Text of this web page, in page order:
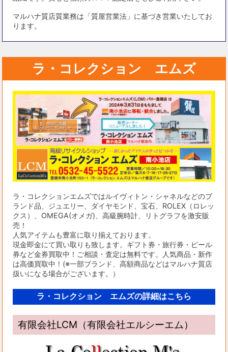
マルハナ質店質業務は「質屋営業法」に基づき営業いたしてお
ります。
ラ・コレクション エムズ
ラ・コレクションエムズではルイヴィトン・シャネルなどのブ
ランド品、ジュエリー、ダイヤモンド、宝石、ROLEX（ロレッ
クス）、OMEGA(オメガ)、高級腕時計、リトグラフを激安販
売！
人気アイテムも豊富に取り揃えております。
現金即金にて買い取りも致します。ギフト券・旅行券・ビール
券など金券買取中！ご相談・査定は無料です。人気商品・新作
は高価買取中！(※一部ブランド、高額商品などはマルハナ質店
扱いになる場合がございます。）
ラ・コレクション エムズの詳細はこちら
有限会社LCM（有限会社エルシーエム）